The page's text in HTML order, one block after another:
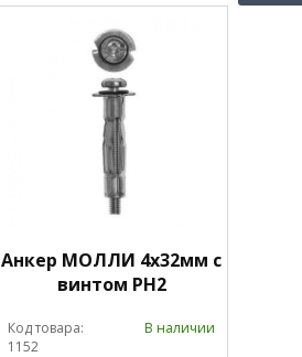
Анкер МОЛЛИ 4х32мм с
винтом PH2
Код товара:
1152
В наличии